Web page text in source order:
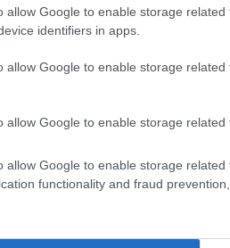
allow Google to enable storage
identifiers in apps.
allow Google to enable storage
allow Google to enable storage related
allow Google to enable storage related
functionality and fraud
Prossimo articolo